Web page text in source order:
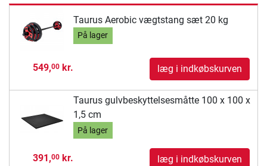
Taurus Aerobic vægtstang sæt 20 kg
På lager
549,00kr. læg i indkøbskurven
Taurus gulvbeskyttelsesmåtte 100 x 100 x
1,5 cm
På lager
391,00kr. læg i indkøbskurven